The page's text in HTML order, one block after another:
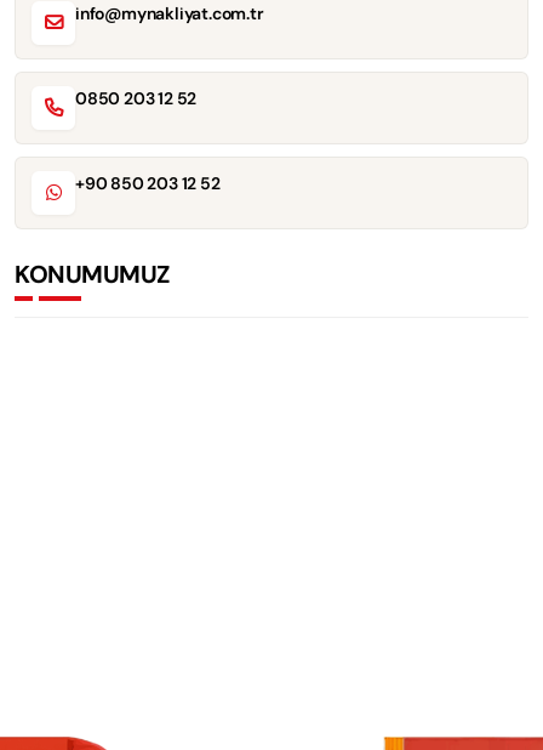
info@mynakliyat.com.tr
0850 203 12 52
+90 850 203 12 52
KONUMUMUZ